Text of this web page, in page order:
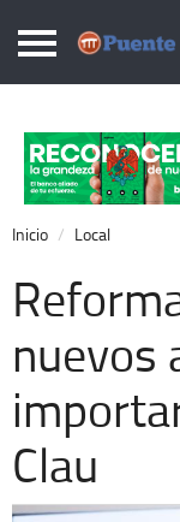
Puentelibre.mx
Local
Nacional
Opinión
Cronos
Economía
Espectáculos
Deportes
Extra +
Inicio Local
nuevos
Clau